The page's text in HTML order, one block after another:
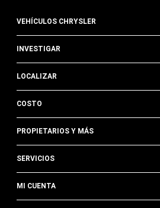
VEHÍCULOS CHRYSLER
INVESTIGAR
LOCALIZAR
COSTO
PROPIETARIOS Y MÁS
SERVICIOS
MI CUENTA